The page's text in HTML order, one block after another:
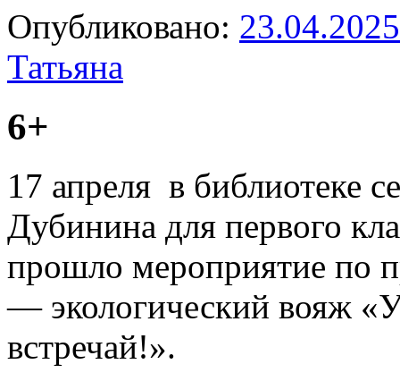
Опубликовано: 23.04.2025
Татьяна
6+
17 апреля в библиотеке
Дубинина для первого
прошло мероприятие по
— экологический вояж
встречай!».